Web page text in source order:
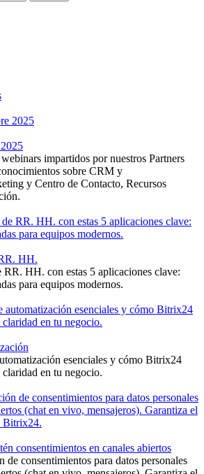
impartidos por nuestros Partners
sobre CRM y
y Centro de Contacto, Recursos
HH.
RR. HH. con estas 5 aplicaciones clave:
para equipos modernos.
esenciales y cómo Bitrix24
en tu negocio.
consentimientos en canales abiertos
de consentimientos para datos personales